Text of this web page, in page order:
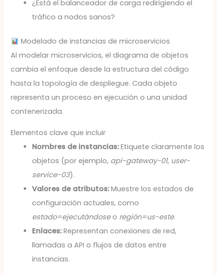
¿Está el balanceador de carga redirigiendo el
tráfico a nodos sanos?
Modelado de instancias de microservicios
Al modelar microservicios, el diagrama de objetos
cambia el enfoque desde la estructura del código
hasta la topología de despliegue. Cada objeto
representa un proceso en ejecución o una unidad
contenerizada.
Elementos clave que incluir
Nombres de instancias:Etiquete claramente los
objetos (por ejemplo, api-gateway-01, user-
service-03).
Valores de atributos:Muestre los estados de
configuración actuales, como
estado=ejecutándoseo región=us-este.
Enlaces:Representan conexiones de red,
llamadas a API o flujos de datos entre
instancias.